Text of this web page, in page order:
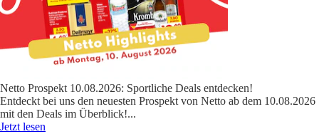
Netto Prospekt 10.08.2026: Sportliche Deals entdecken!
Entdeckt bei uns den neuesten Prospekt von Netto ab dem 10.08.2026
mit den Deals im Überblick!...
Jetzt lesen